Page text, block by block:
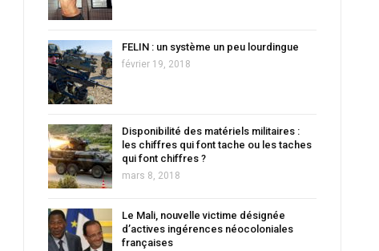
FELIN : un système un peu lourdingue
février 19, 2018
Disponibilité des matériels militaires :
les chiffres qui font tache ou les taches
qui font chiffres ?
mars 8, 2018
Le Mali, nouvelle victime désignée
d’actives ingérences néocoloniales
françaises